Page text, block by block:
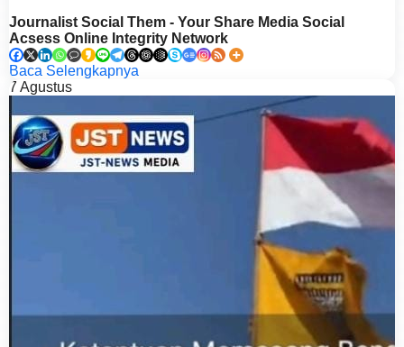
Journalist Social Them - Your Share Media Social
Acsess Online Integrity Network
Baca Selengkapnya
7 Agustus